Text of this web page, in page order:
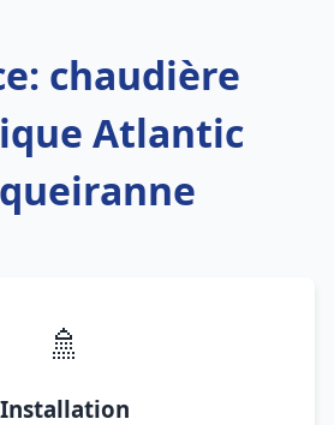
chaudière
Atlantic
🚿
Installation